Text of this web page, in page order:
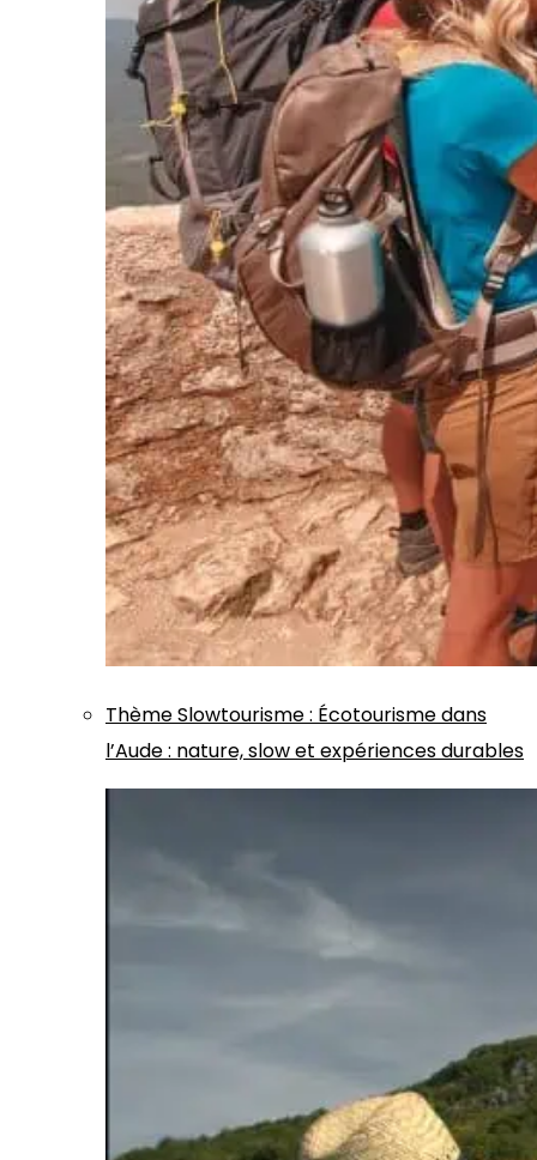
ThèmeSlowtourisme: Écotourisme dans
l’Aude : nature, slow et expériences durables